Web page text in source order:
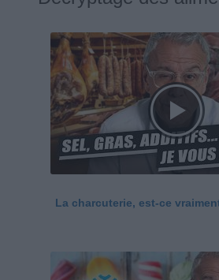
La charcuterie, est-ce